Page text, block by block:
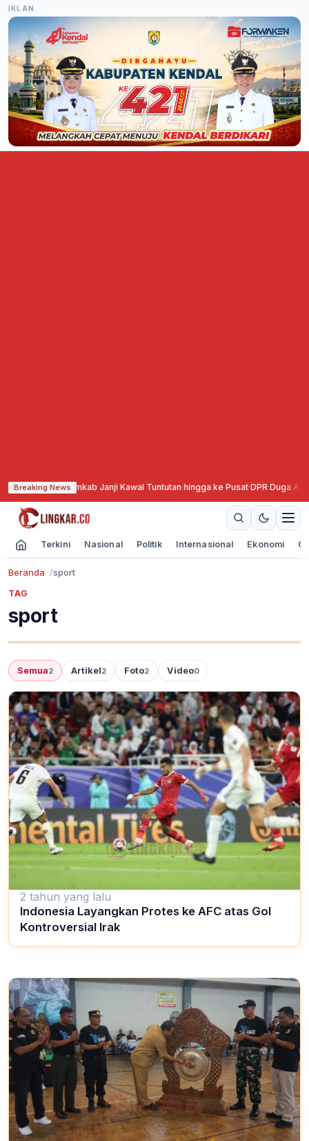
IKLAN
Breaking News
Aksi, Pemkab Janji Kawal Tuntutan hingga ke Pusat·DPR Duga Ada
Terkini Nasional Politik Internasional Ekonomi
Beranda sport
TAG
sport
Semua2 Artikel2 Foto2 Video0
2 tahun yang lalu
Indonesia Layangkan Protes ke AFC atas Gol
Kontroversial Irak